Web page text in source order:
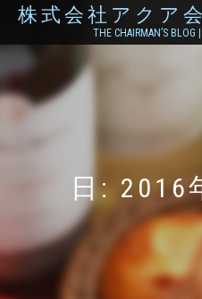
株式会社アクア
THE CHAIRMAN’S BLOG
日: 2016